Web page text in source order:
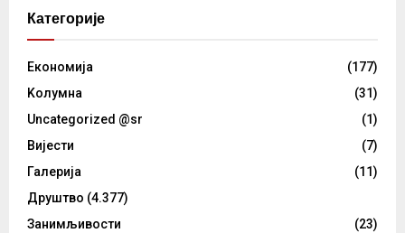
Категорије
Eкономија
(177)
Kолумнa
(31)
Uncategorized @sr
(1)
Вијести
(7)
Галерија
(11)
Друштво (4.377)
Занимљивости
(23)